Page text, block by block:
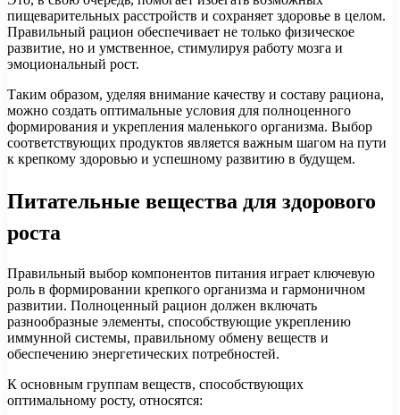
пищеварительных расстройств и сохраняет здоровье в целом.
Правильный рацион обеспечивает не только физическое
развитие, но и умственное, стимулируя работу мозга и
эмоциональный рост.
Таким образом, уделяя внимание качеству и составу рациона,
можно создать оптимальные условия для полноценного
формирования и укрепления маленького организма. Выбор
соответствующих продуктов является важным шагом на пути
к крепкому здоровью и успешному развитию в будущем.
Питательные вещества для здорового
роста
Правильный выбор компонентов питания играет ключевую
роль в формировании крепкого организма и гармоничном
развитии. Полноценный рацион должен включать
разнообразные элементы, способствующие укреплению
иммунной системы, правильному обмену веществ и
обеспечению энергетических потребностей.
К основным группам веществ, способствующих
оптимальному росту, относятся: